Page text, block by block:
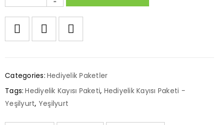
Categories: Hediyelik Paketler
Tags: Hediyelik Kayısı Paketi, Hediyelik Kayısı Paketi -
Yeşilyurt, Yeşilyurt